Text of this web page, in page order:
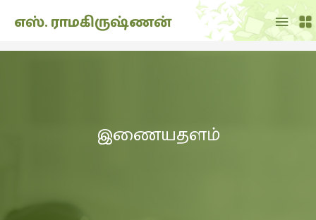
THE
அனுபவம்
எஸ். ராமகிருஷ்ணன்
Main
Menu
இணையதளம்